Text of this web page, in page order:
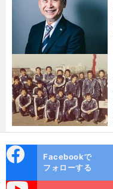
ok
Facebookで
フォローする